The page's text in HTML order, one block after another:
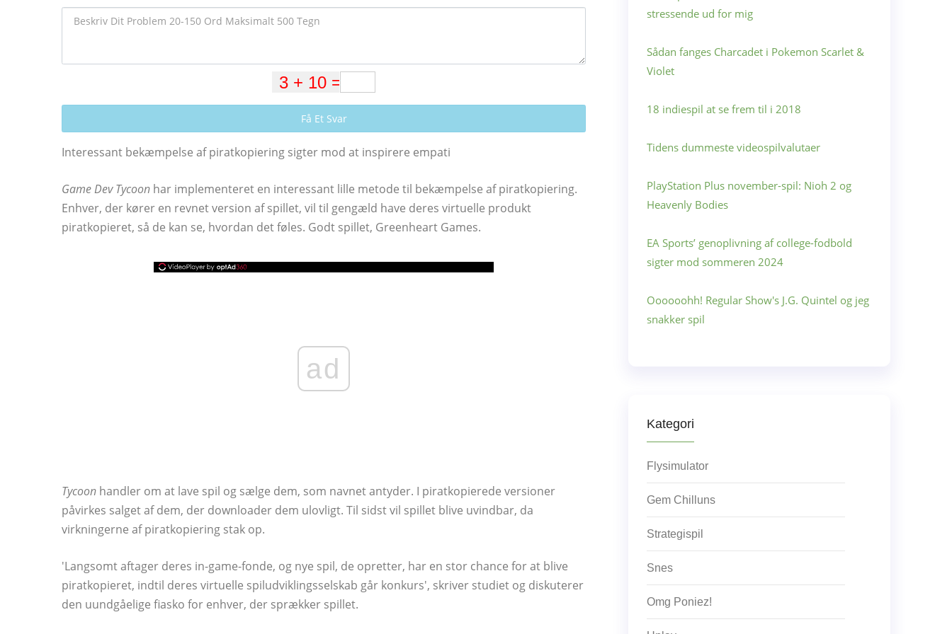
Få Et Svar
Interessant bekæmpelse af piratkopiering sigter mod at inspirere empati
Game Dev Tycoon har implementeret en interessant lille metode til bekæmpelse af piratkopiering.
Enhver, der kører en revnet version af spillet, vil til gengæld have deres virtuelle produkt
piratkopieret, så de kan se, hvordan det føles. Godt spillet, Greenheart Games.
ad
Tycoon handler om at lave spil og sælge dem, som navnet antyder. I piratkopierede versioner
påvirkes salget af dem, der downloader dem ulovligt. Til sidst vil spillet blive uvindbar, da
virkningerne af piratkopiering stak op.
'Langsomt aftager deres in-game-fonde, og nye spil, de opretter, har en stor chance for at blive
piratkopieret, indtil deres virtuelle spiludviklingsselskab går konkurs', skriver studiet og diskuterer
den uundgåelige fiasko for enhver, der sprækker spillet.
stressende ud for mig
Sådan fanges Charcadet i Pokemon Scarlet &
Violet
18 indiespil at se frem til i 2018
Tidens dummeste videospilvalutaer
PlayStation Plus november-spil: Nioh 2 og
Heavenly Bodies
EA Sports’ genoplivning af college-fodbold
sigter mod sommeren 2024
Oooooohh! Regular Show's J.G. Quintel og jeg
snakker spil
Kategori
Flysimulator
Gem Chilluns
Strategispil
Snes
Omg Poniez!